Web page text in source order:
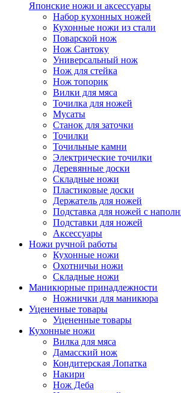
Японские ножи и аксессуары
Набор кухонных ножей
Кухонные ножи из стали
Поварской нож
Нож Сантоку
Универсальный нож
Нож для стейка
Нож топорик
Вилки для мяса
Точилка для ножей
Мусаты
Станок для заточки
Точилки
Точильные камни
Электрические точилки
Деревянные доски
Складные ножи
Пластиковые доски
Держатель для ножей
Подставка для ножей с
Подставки для ножей
Аксессуары
Ножи ручной работы
Кухонные ножи
Охотничьи ножи
Складные ножи
Маникюрные принадлежности
Ножнички для маникюра
Уцененные товары
Уцененные товары
Кухонные ножи
Вилка для мяса
Дамасский нож
Кондитерская Лопатка
Накири
Нож Деба